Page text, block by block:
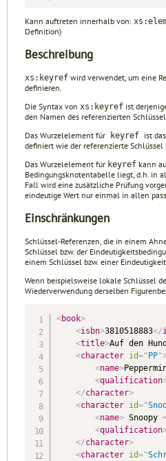
Kann auftreten innerhalb von:
Definition)
Beschreibung
xs:keyref wird verwendet, um eine
definieren.
Die Syntax von xs:keyref ist
den Namen des referenzierten
Das Wurzelelement für keyref ist
definiert wie der referenzierte
Das Wurzelelement für keyref kann
Bedingungsknotentabelle liegt, d.h. in
Fall wird eine zusätzliche Prüfung
eindeutige Wert nur einmal in allen
Einschränkungen
Schlüssel-Referenzen, die in einem
Schlüssel bzw. der
einem Schlüssel bzw. einer
Wenn beispielsweise lokale Schlüssel
Wiederverwendung derselben
<book>
<isbn>3810518883</
<title>Auf den
<character id="PP"
<name>
<qualification
</character>
<character id="
<name> Snoopy
<qualification
</character>
<character id="